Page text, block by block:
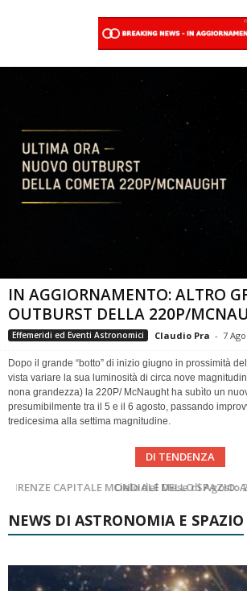
IN AGGIORNAMENTO: ALTRO
OUTBURST DELLA 220P/
Effemeridi ed Eventi Astronomici Claudio Pra - 7
Dopo il grande “botto” di inizio giugno in prossimità
vista variare la sua luminosità di circa nove
nona grandezza) la 220P/ McNaught ha subìto un
presumibilmente tra il 5 e il 6 agosto, passando
tredicesima alla settima magnitudine.
DI TENDENZA
Cielo del Mese di Agosto 2026
SUPERNOVAE aggiornamenti del
NEWS DI ASTRONOMIA E SPAZIO